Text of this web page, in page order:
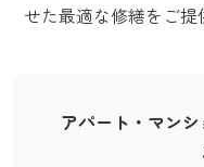
せた最適な修繕をご提
アパート・マン